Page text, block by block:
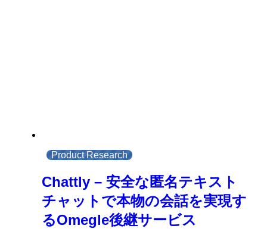
Product Research
Chattly – 安全な匿名テキスト
チャットで本物の会話を実現す
るOmegle後継サービス